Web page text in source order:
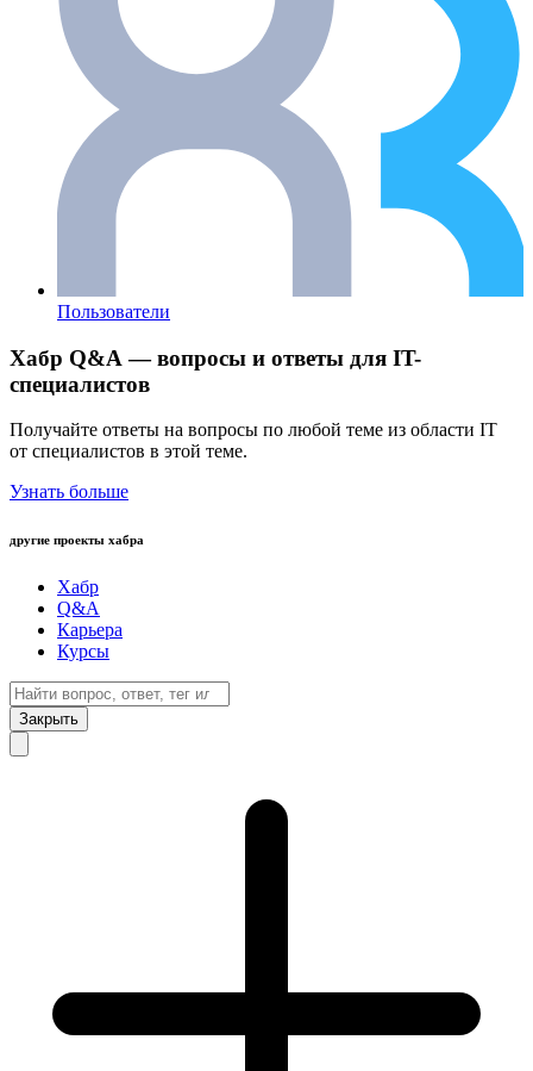
Пользователи
Хабр Q&A — вопросы и ответы для IT-
специалистов
Получайте ответы на вопросы по любой теме из области IT
от специалистов в этой теме.
Узнать больше
другие проекты хабра
Хабр
Q&A
Карьера
Курсы
Закрыть